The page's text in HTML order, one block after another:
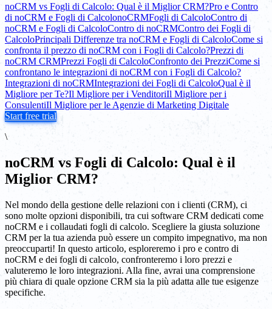
noCRM vs Fogli di Calcolo: Qual è il Miglior CRM?Pro e Contro
di noCRM e Fogli di CalcolonoCRMFogli di CalcoloContro di
noCRM e Fogli di CalcoloContro di noCRMContro dei Fogli di
CalcoloPrincipali Differenze tra noCRM e Fogli di CalcoloCome si
confronta il prezzo di noCRM con i Fogli di Calcolo?Prezzi di
noCRM CRMPrezzi Fogli di CalcoloConfronto dei PrezziCome si
confrontano le integrazioni di noCRM con i Fogli di Calcolo?
Integrazioni di noCRMIntegrazioni dei Fogli di CalcoloQual è il
Migliore per Te?Il Migliore per i VenditoriIl Migliore per i
ConsulentiIl Migliore per le Agenzie di Marketing Digitale
Start free trial
\
noCRM vs Fogli di Calcolo: Qual è il
Miglior CRM?
Nel mondo della gestione delle relazioni con i clienti (CRM), ci
sono molte opzioni disponibili, tra cui software CRM dedicati come
noCRM e i collaudati fogli di calcolo. Scegliere la giusta soluzione
CRM per la tua azienda può essere un compito impegnativo, ma non
preoccuparti! In questo articolo, esploreremo i pro e contro di
noCRM e dei fogli di calcolo, confronteremo i loro prezzi e
valuteremo le loro integrazioni. Alla fine, avrai una comprensione
più chiara di quale opzione CRM sia la più adatta alle tue esigenze
specifiche.